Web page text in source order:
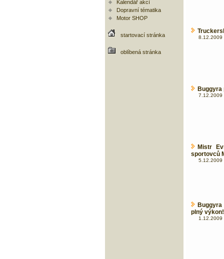
Kalendář akcí
Dopravní tématika
Motor SHOP
startovací stránka
oblíbená stránka
8.12.2009
Buggyra
7.12.2009
Mistr
sportovců
5.12.2009
plný výkon!
1.12.2009